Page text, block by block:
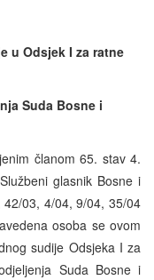
u Odsjek I za ratne
Suda Bosne i
članom 65. stav 4.
glasnik Bosne i
42/03, 4/04, 9/04, 35/04
osoba se ovom
sudije Odsjeka I za
Suda Bosne i